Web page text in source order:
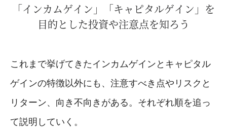
「インカムゲイン」「キャピタルゲイン」を
目的とした投資や注意点を知ろう
これまで挙げてきたインカムゲインとキャピタル
ゲインの特徴以外にも、注意すべき点やリスクと
リターン、向き不向きがある。それぞれ順を追っ
て説明していく。